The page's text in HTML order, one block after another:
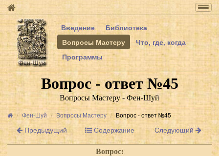
Введение
Библиотека
Вопросы Мастеру
Что, где, когда
Программы
Вопрос - ответ №45
Вопросы Мастеру - Фен-Шуй
Фен-Шуй Вопросы Мастеру Вопрос - ответ №45
Предыдущий Содержание Следующий
Вопрос: